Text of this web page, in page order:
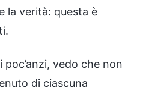
la verità: questa è
vedo che non
di ciascuna